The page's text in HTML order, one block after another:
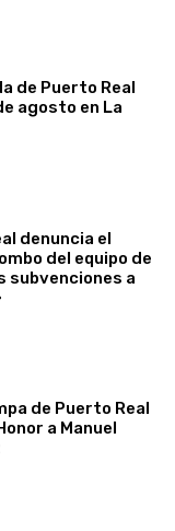
de Puerto Real
agosto en La
denuncia el
del equipo de
subvenciones a
de Puerto Real
a Manuel